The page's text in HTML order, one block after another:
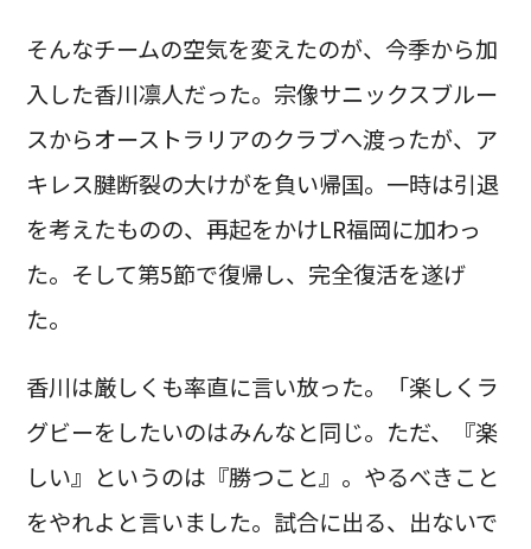
そんなチームの空気を変えたのが、今季から加
入した香川凛人だった。宗像サニックスブルー
スからオーストラリアのクラブへ渡ったが、ア
キレス腱断裂の大けがを負い帰国。一時は引退
を考えたものの、再起をかけLR福岡に加わっ
た。そして第5節で復帰し、完全復活を遂げ
た。
香川は厳しくも率直に言い放った。「楽しくラ
グビーをしたいのはみんなと同じ。ただ、『楽
しい』というのは『勝つこと』。やるべきこと
をやれよと言いました。試合に出る、出ないで